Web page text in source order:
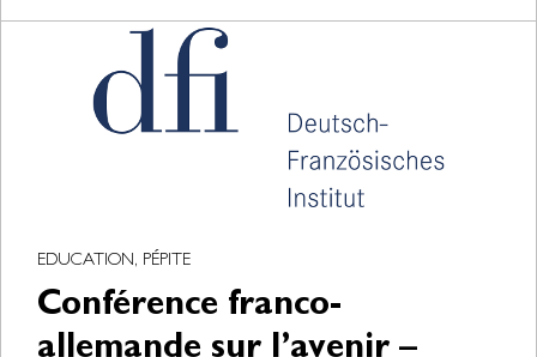
EDUCATION, PÉPITE
Conférence franco-